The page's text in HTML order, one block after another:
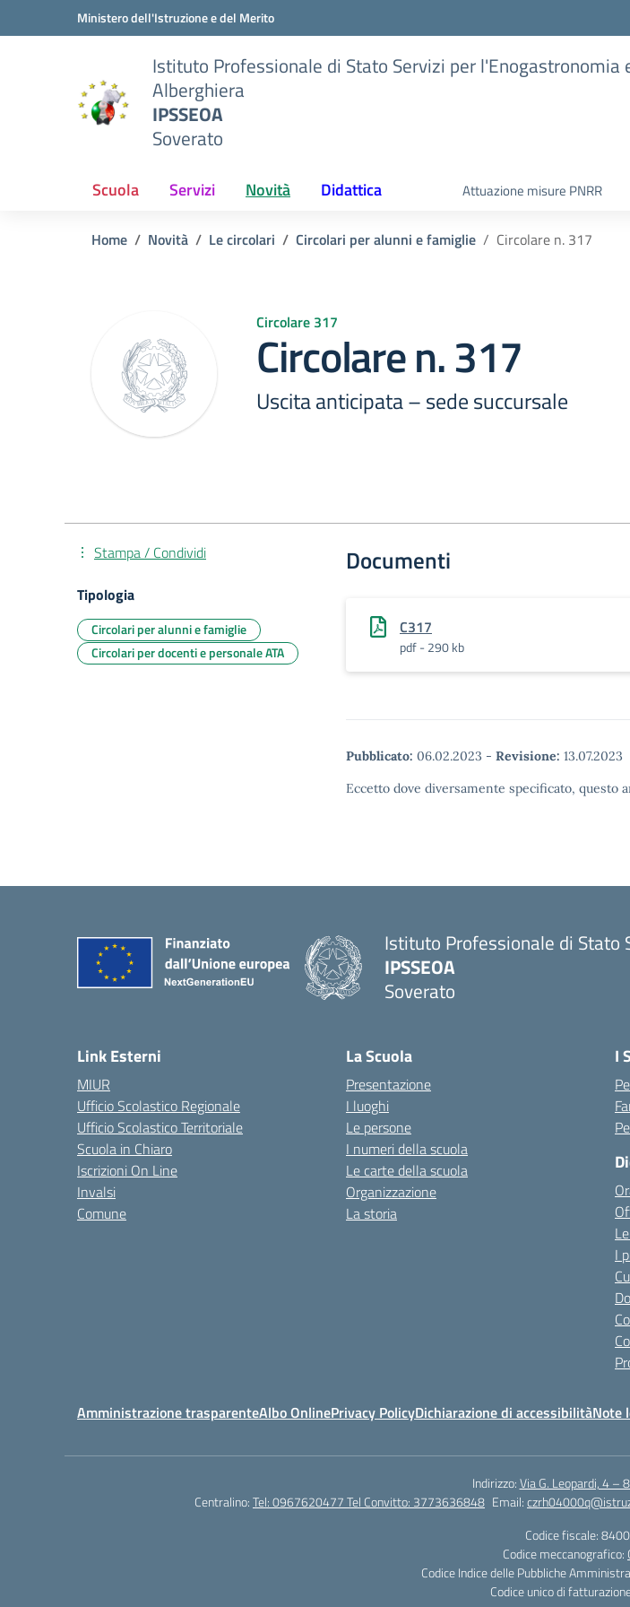
Vai ai contenuti
Vai al menu di navigazioneMinistero dell'Istruzione e del Merito
Istituto Professionale di Stato Servizi per l'Enogastronomia
Alberghiera
IPSSEOA
Soverato
Scuola Servizi Novità Didattica Attuazione misure PNRR
Home Novità Le circolari Circolari per alunni e famiglie Circolare n. 317
Circolare 317
Circolare n. 317
Uscita anticipata – sede succursale
Documenti
C317
pdf - 290 kb
Pubblicato: 06.02.2023 - Revisione: 13.07.2023
Eccetto dove diversamente specificato, questo
Stampa / Condividi
Tipologia
Circolari per alunni e famiglie
Circolari per docenti e personale ATA
Istituto Professionale di Stato
IPSSEOA
Soverato
Link Esterni
MIUR
Ufficio Scolastico Regionale
Ufficio Scolastico Territoriale
Scuola in Chiaro
Iscrizioni On Line
Invalsi
Comune
La Scuola
Presentazione
I luoghi
Le persone
I numeri della scuola
Le carte della scuola
Organizzazione
La storia
I
I
Amministrazione trasparenteAlbo OnlinePrivacy PolicyDichiarazione di accessibilitàNote
Indirizzo:Via G. Leopardi, 4 –
Centralino:Tel: 0967620477 Tel Convitto: 3773636848 Email:
Codice fiscale:
Codice meccanografico:
Codice Indice delle Pubbliche
Codice unico di